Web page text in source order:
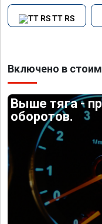
TT RS
Включено в
Выше тяга -
оборотов.